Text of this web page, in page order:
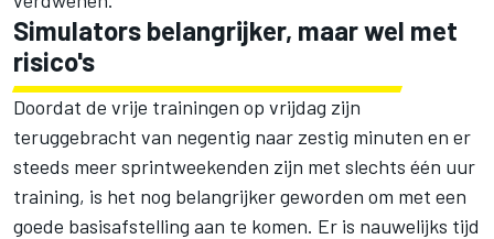
Simulators belangrijker, maar wel met
risico's
Doordat de vrije trainingen op vrijdag zijn
teruggebracht van negentig naar zestig minuten en er
steeds meer sprintweekenden zijn met slechts één uur
training, is het nog belangrijker geworden om met een
goede basisafstelling aan te komen. Er is nauwelijks tijd